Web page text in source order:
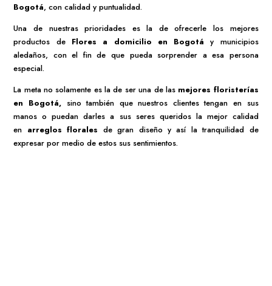
Bogotá, con calidad y puntualidad.
Una de nuestras prioridades es la de ofrecerle los mejores
productos de Flores a domicilio en Bogotá y municipios
aledaños, con el fin de que pueda sorprender a esa persona
especial.
La meta no solamente es la de ser una de las mejores floristerías
en Bogotá, sino también que nuestros clientes tengan en sus
manos o puedan darles a sus seres queridos la mejor calidad
en arreglos florales de gran diseño y así la tranquilidad de
expresar por medio de estos sus sentimientos.